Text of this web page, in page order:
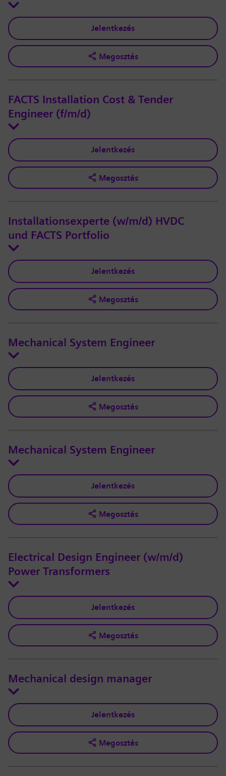
Jelentkezés
Megosztás
FACTS Installation Cost & Tender
Engineer (f/m/d)
Jelentkezés
Megosztás
Installationsexperte (w/m/d) HVDC
und FACTS Portfolio
Jelentkezés
Megosztás
Mechanical System Engineer
Jelentkezés
Megosztás
Mechanical System Engineer
Jelentkezés
Megosztás
Electrical Design Engineer (w/m/d)
Power Transformers
Jelentkezés
Megosztás
Mechanical design manager
Jelentkezés
Megosztás